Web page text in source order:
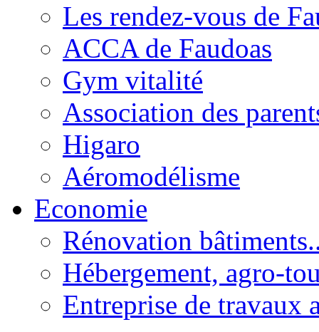
Les rendez-vous de
ACCA de Faudoas
Gym vitalité
Association des
Higaro
Aéromodélisme
Economie
Rénovation
Hébergement, agro-
Entreprise de travaux